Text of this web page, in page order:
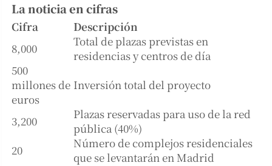
La noticia en cifras
Cifra
Descripción
8,000
Total de plazas previstas en
residencias y centros de día
500
millones de
euros
Inversión total del proyecto
3,200
Plazas reservadas para uso de la red
pública (40%)
20
Número de complejos residenciales
que se levantarán en Madrid